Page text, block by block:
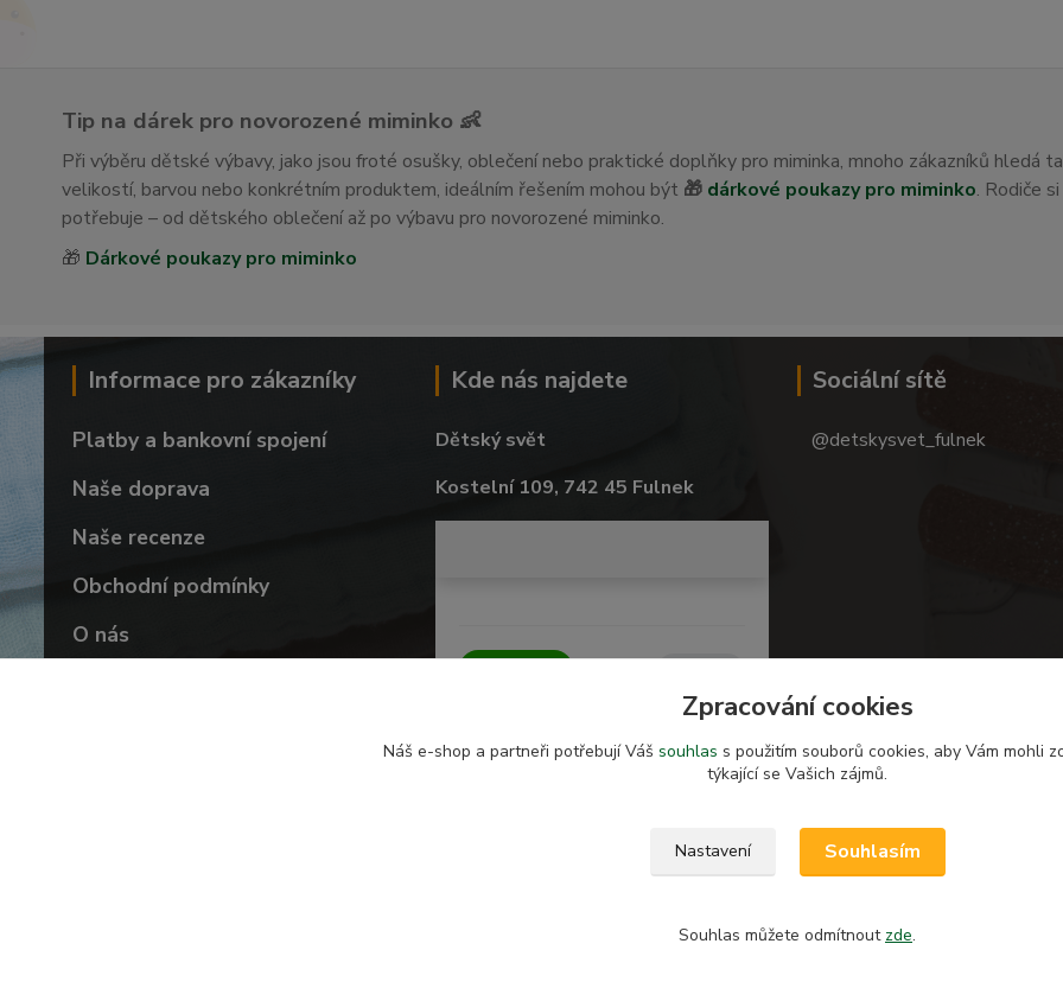
Tip na dárek pro novorozené miminko 👶
Při výběru dětské výbavy, jako jsou froté osušky, oblečení nebo praktické doplňky pro miminka, mnoho zákazníků hledá
velikostí, barvou nebo konkrétním produktem, ideálním řešením mohou být 🎁 dárkové poukazy pro miminko. Rodiče
potřebuje – od dětského oblečení až po výbavu pro novorozené miminko.
🎁 Dárkové poukazy pro miminko
Informace pro zákazníky
Platby a bankovní spojení
Naše doprava
Naše recenze
Obchodní podmínky
O nás
Kde nás najdete
Dětský svět
Kostelní 109, 742 45 Fulnek
Sociální sítě
@detskysvet_fulnek
Zpracování cookies
Náš e-shop a partneři potřebují Váš souhlas s použitím souborů cookies, aby Vám mohli
týkající se Vašich zájmů.
Nastavení Souhlasím
Souhlas můžete odmítnout zde.